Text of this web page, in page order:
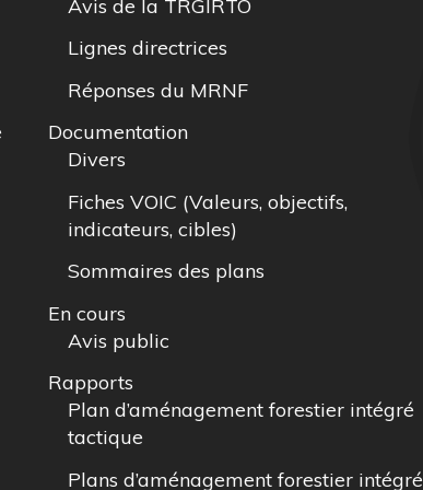
Avis de la TRGIRTO
Lignes directrices
Réponses du MRNF
Documentation
Divers
Fiches VOIC (Valeurs, objectifs,
indicateurs, cibles)
Sommaires des plans
En cours
Avis public
Rapports
Plan d’aménagement forestier intégré
tactique
Plans d’aménagement forestier intégré